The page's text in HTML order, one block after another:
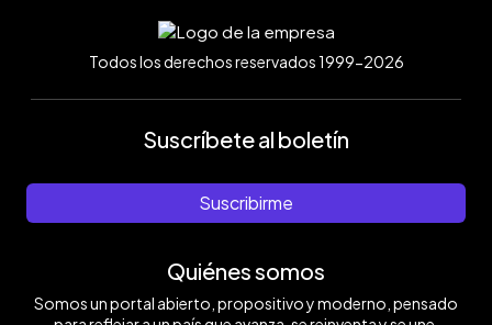
Todos los derechos reservados 1999-2026
Suscríbete al boletín
Suscribirme
Quiénes somos
Somos un portal abierto, propositivo y moderno, pensado